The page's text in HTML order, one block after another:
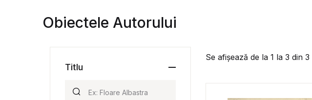
Obiectele Autorului
Se afișează de la 1 la 3 din 3
Titlu